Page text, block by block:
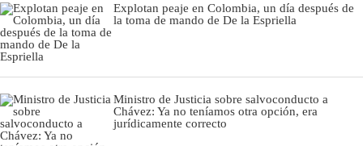
Explotan peaje en Colombia, un día después de
la toma de mando de De la Espriella
Ministro de Justicia sobre salvoconducto a
Chávez: Ya no teníamos otra opción, era
jurídicamente correcto